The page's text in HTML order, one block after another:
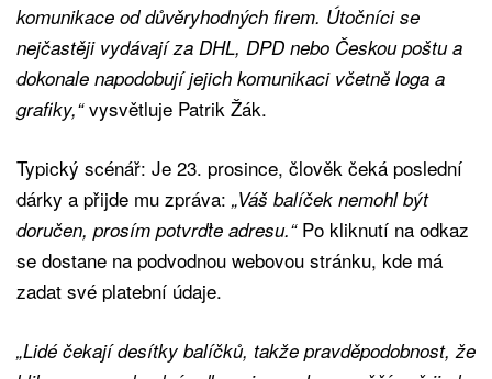
komunikace od důvěryhodných firem. Útočníci se
nejčastěji vydávají za DHL, DPD nebo Českou poštu a
dokonale napodobují jejich komunikaci včetně loga a
grafiky,“vysvětluje Patrik Žák.
Typický scénář: Je 23. prosince, člověk čeká poslední
dárky a přijde mu zpráva: „Váš balíček nemohl být
doručen, prosím potvrďte adresu.“ Po kliknutí na odkaz
se dostane na podvodnou webovou stránku, kde má
zadat své platební údaje.
„Lidé čekají desítky balíčků, takže pravděpodobnost, že